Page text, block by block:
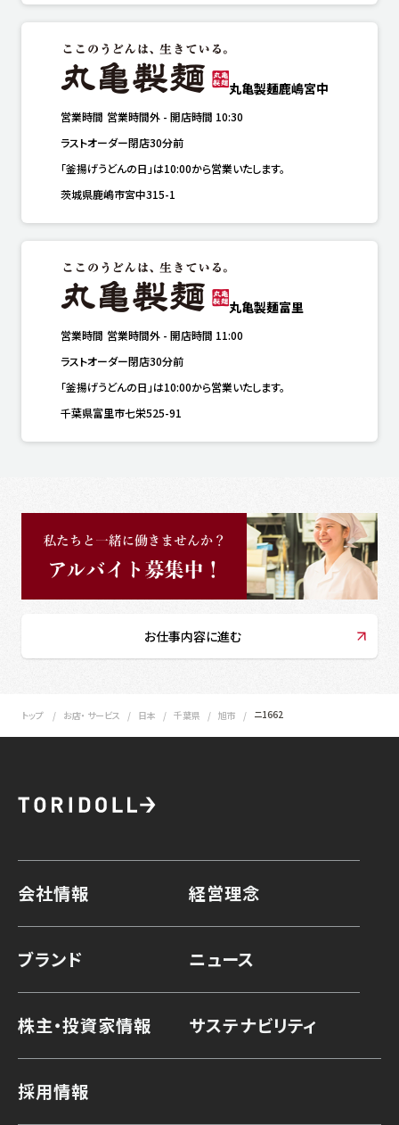
丸亀製麺鹿嶋宮中
営業時間 営業時間外 - 開店時間 10:30
ラストオーダー閉店30分前
「釜揚げうどんの日」は10:00から営業いたします。
茨城県鹿嶋市宮中315-1
丸亀製麺富里
営業時間 営業時間外 - 開店時間 11:00
ラストオーダー閉店30分前
「釜揚げうどんの日」は10:00から営業いたします。
千葉県富里市七栄525-91
お仕事内容に進む
トップ お店・ サービス 日本 千葉県 旭市 ニ1662
会社情報 経営理念
ブランド ニュース
株主・投資家情報 サステナビリティ
採用情報